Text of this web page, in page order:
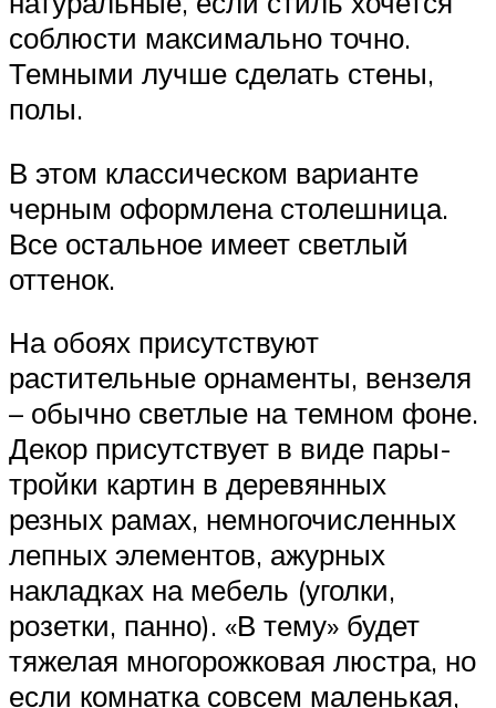
соблюсти максимально точно.
Темными лучше сделать стены,
полы.
В этом классическом варианте
черным оформлена столешница.
Все остальное имеет светлый
оттенок.
На обоях присутствуют
растительные орнаменты, вензеля
– обычно светлые на темном фоне.
Декор присутствует в виде пары-
тройки картин в деревянных
резных рамах, немногочисленных
лепных элементов, ажурных
накладках на мебель (уголки,
розетки, панно). «В тему» будет
тяжелая многорожковая люстра, но
если комнатка совсем маленькая,